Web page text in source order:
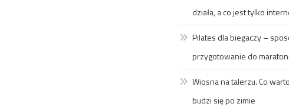
działa, a co jest tylko
Pilates dla biegaczy –
przygotowanie do
Wiosna na talerzu. Co
budzi się po zimie